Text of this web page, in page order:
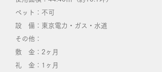
ペット：不可
​設 備：東京電力・ガス・水道
その他：
敷 金：2ヶ月
礼 金：1ヶ月